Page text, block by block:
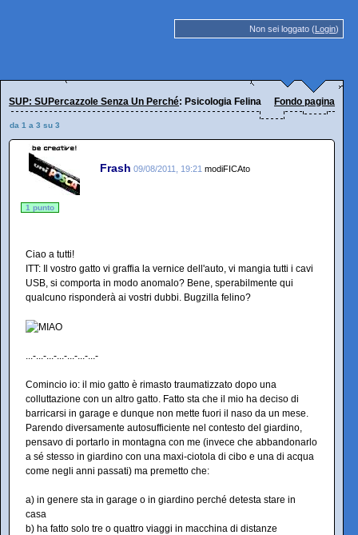
Non sei loggato (Login)
SUP: SUPercazzole Senza Un Perché: Psicologia Felina Fondo pagina
da 1 a 3 su 3
Frash 09/08/2011, 19:21 modiFICAto
1 punto
Ciao a tutti!
ITT: Il vostro gatto vi graffia la vernice dell'auto, vi mangia tutti i cavi
USB, si comporta in modo anomalo? Bene, sperabilmente qui
qualcuno risponderà ai vostri dubbi. Bugzilla felino?
...-...-...-...-...-...-...-
Comincio io: il mio gatto è rimasto traumatizzato dopo una
colluttazione con un altro gatto. Fatto sta che il mio ha deciso di
barricarsi in garage e dunque non mette fuori il naso da un mese.
Parendo diversamente autosufficiente nel contesto del giardino,
pensavo di portarlo in montagna con me (invece che abbandonarlo
a sé stesso in giardino con una maxi-ciotola di cibo e una di acqua
come negli anni passati) ma premetto che:
a) in genere sta in garage o in giardino perché detesta stare in
casa
b) ha fatto solo tre o quattro viaggi in macchina di distanze